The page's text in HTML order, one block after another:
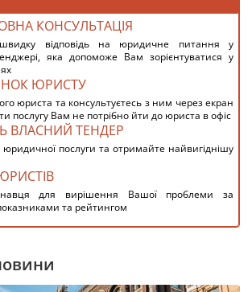
КОНСУЛЬТАЦІЯ
відповідь на юридичне питання у
яка допоможе Вам зорієнтуватися у
ЮРИСТУ
юриста та консультуєтесь з ним через екран
послугу Вам не потрібно йти до юриста в офіс
ВЛАСНИЙ ТЕНДЕР
послуги та отримайте найвигіднішу
для вирішення Вашої проблеми за
та рейтингом